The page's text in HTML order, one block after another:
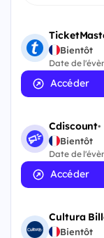
Bientôt
Date de
Accéder
Cdiscount•
Bientôt
Date de
Accéder
Cultura
Bientôt